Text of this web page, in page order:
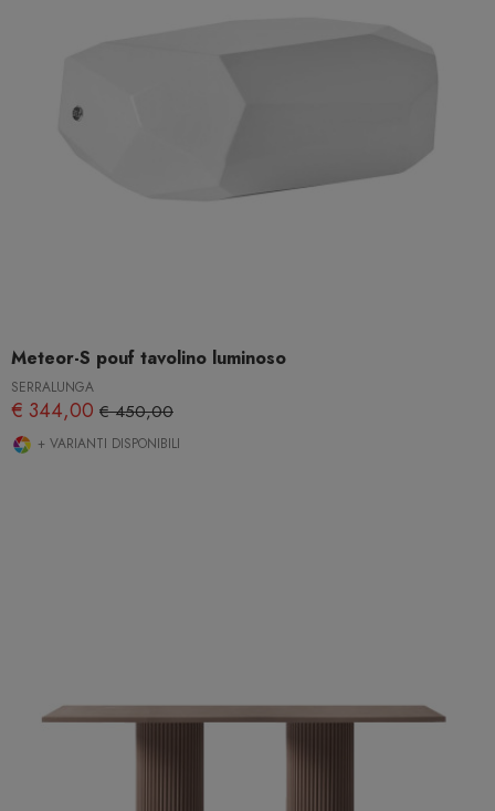
Meteor-S pouf tavolino luminoso
SERRALUNGA
€ 344,00 € 450,00
+ VARIANTI DISPONIBILI